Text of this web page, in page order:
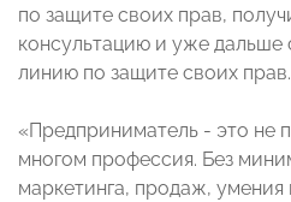
по защите своих прав,
консультацию и уже
линию по защите своих прав.
«Предприниматель - это не
многом профессия. Без
маркетинга, продаж, умения